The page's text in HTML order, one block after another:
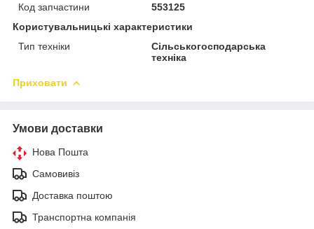
Код запчастини
553125
Користувальницькі характеристики
Тип техніки
Сільськогосподарська
техніка
Приховати
Умови доставки
Нова Пошта
Самовивіз
Доставка поштою
Транспортна компанія